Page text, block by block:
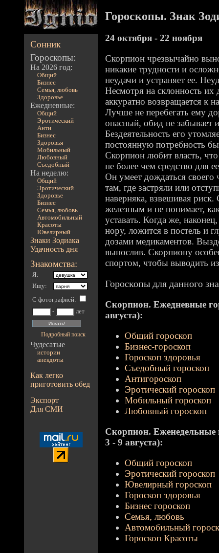
Сонник
Гороскопы:
На 2026 год:
Общий
Бизнес
Семья, любовь
Здоровье
Ежедневные:
Общий
Эротический
Анти
Бизнес
Здоровья
Мобильный
Любовный
Съедобный
На неделю:
Общий
Эротический
Здоровье
Бизнес
Семья, любовь
Автомобильный
Красоты
Ювелирный
Знаки Зодиака
Удачность дня
Знакомства:
Я:
Ищу:
С фотографией:
-
лет
Подробный поиск
Чудесатые
истории
анекдоты
Как легко
приготовить обед
Экспорт
Для СМИ
Гороскопы. Знак
24 октября - 22 ноября
Скорпион чрезвычайно
никакие трудности и
неудачи и устраняет ее.
Несмотря на склонность их
аккуратно возвращается к
Лучше не перебегать ему
опасный, обид не забывает
Бездеятельность его
постоянную потребность
Скорпион любит власть, что
не более чем средство для
Он умеет дождаться своего
там, где застряли или
наверняка, взвешивая риск.
железным и не понимает,
уставать. Когда же,
нору, ложится в постель и
дозами медикаментов.
вынослив. Скорпиону
спортом, чтобы выводить
Гороскопы для данного
Скорпион. Ежедневные
августа):
Общий гороскоп
Бизнес-гороскоп
Гороскоп здоровья
Съедобный гороскоп
Антигороскоп
Эротический гороскоп
Мобильный гороскоп
Любовный гороскоп
Скорпион. Еженедельные
3 - 9 августа):
Общий гороскоп
Эротический гороскоп
Ювелирный гороскоп
Гороскоп здоровья
Бизнес гороскоп
Семья, любовь
Автомобильный
Гороскоп Красоты